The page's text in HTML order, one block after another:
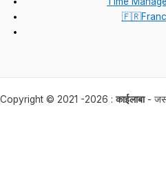
Copyright © 2021 -2026 :काईलाबा-